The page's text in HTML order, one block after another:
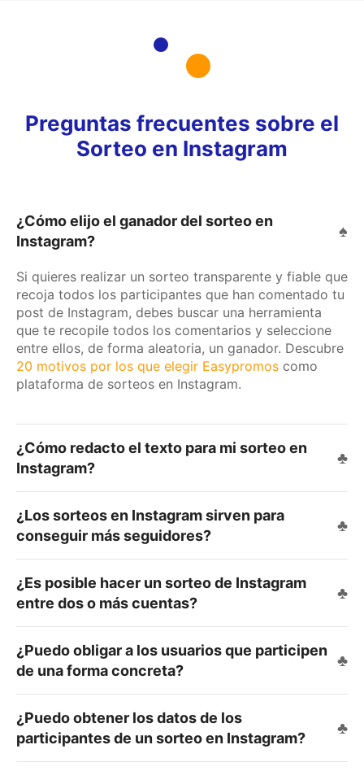
Preguntas frecuentes sobre el
Sorteo en Instagram
¿Cómo elijo el ganador del sorteo en
Instagram?
Si quieres realizar un sorteo transparente y fiable que
recoja todos los participantes que han comentado tu
post de Instagram, debes buscar una herramienta
que te recopile todos los comentarios y seleccione
entre ellos, de forma aleatoria, un ganador. Descubre
20 motivos por los que elegir Easypromos como
plataforma de sorteos en Instagram.
¿Cómo redacto el texto para mi sorteo en
Instagram?
¿Los sorteos en Instagram sirven para
conseguir más seguidores?
¿Es posible hacer un sorteo de Instagram
entre dos o más cuentas?
¿Puedo obligar a los usuarios que participen
de una forma concreta?
¿Puedo obtener los datos de los
participantes de un sorteo en Instagram?